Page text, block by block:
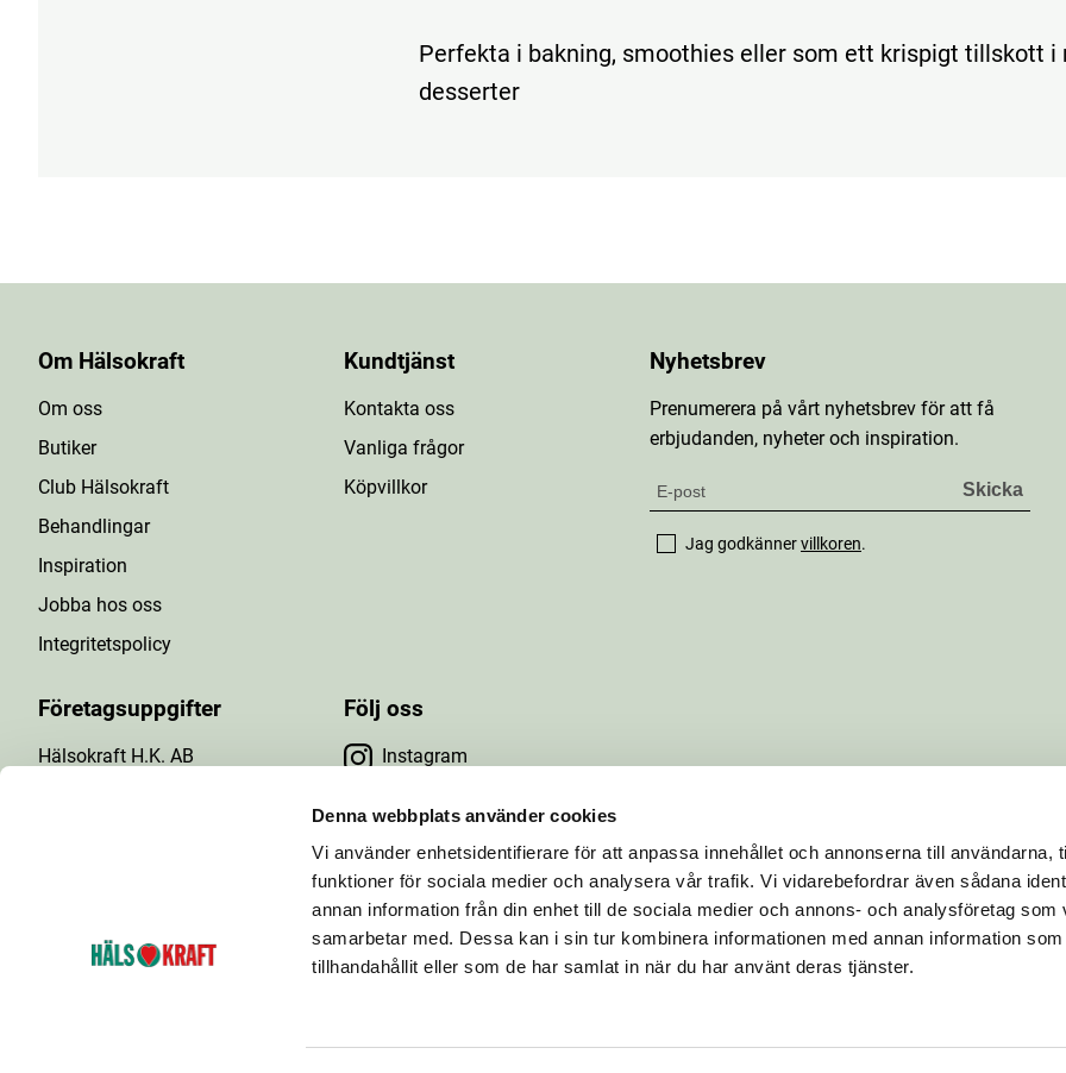
Denna webbplats använder cookies
Vi använder enhetsidentifierare för att anpassa innehållet och annonserna till användarna,
funktioner för sociala medier och analysera vår trafik. Vi vidarebefordrar även sådana
annan information från din enhet till de sociala medier och annons- och analysföretag som
samarbetar med. Dessa kan i sin tur kombinera informationen med annan information
tillhandahållit eller som de har samlat in när du har använt deras tjänster.
Perfekta i bakning, smoothies eller som ett krispigt tillskott i
desserter
Om Hälsokraft
Om oss
Butiker
Club Hälsokraft
Behandlingar
Inspiration
Jobba hos oss
Integritetspolicy
Kundtjänst
Kontakta oss
Vanliga frågor
Köpvillkor
Företagsuppgifter
Hälsokraft H.K. AB
Följ oss
Instagram
Facebook
YouTube
Nyhetsbrev
Prenumerera på vårt nyhetsbrev för att få
erbjudanden, nyheter och inspiration.
Jag godkännervillkoren.
bestående av ett 60-tal hälsokostbutiker som ägs och